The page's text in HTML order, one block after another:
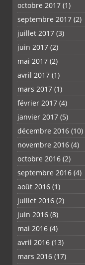
octobre 2017 (1)
septembre 2017 (2)
juillet 2017 (3)
juin 2017 (2)
mai 2017 (2)
avril 2017 (1)
mars 2017 (1)
février 2017 (4)
janvier 2017 (5)
décembre 2016 (10)
novembre 2016 (4)
octobre 2016 (2)
septembre 2016 (4)
août 2016 (1)
juillet 2016 (2)
juin 2016 (8)
mai 2016 (4)
avril 2016 (13)
mars 2016 (17)